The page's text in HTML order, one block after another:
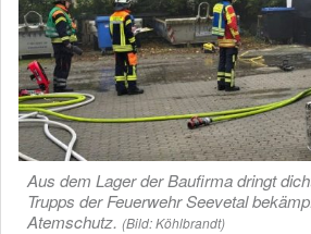
Aus dem Lager der Baufirma dringt
Trupps der Feuerwehr Seevetal
Atemschutz. (Bild: Köhlbrandt)